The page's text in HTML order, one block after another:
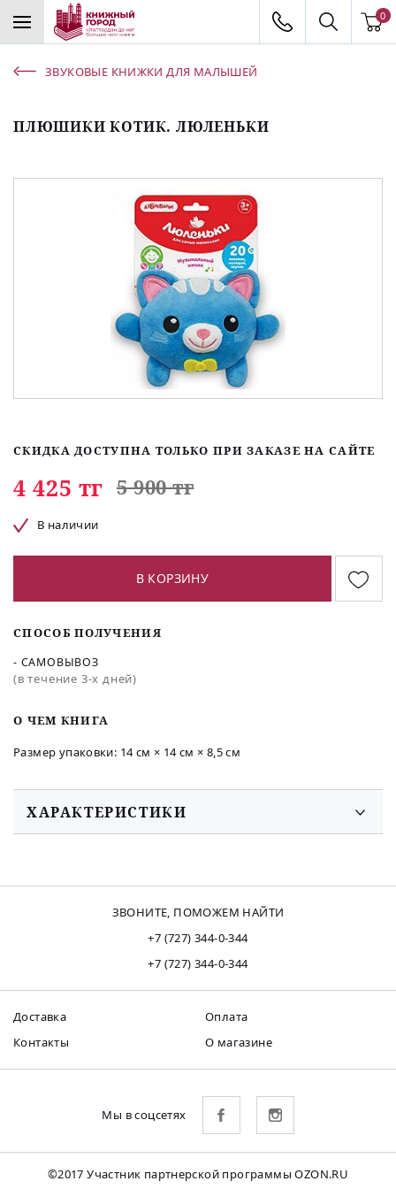
0
ЗВУКОВЫЕ КНИЖКИ ДЛЯ МАЛЫШЕЙ
ПЛЮШИКИ КОТИК. ЛЮЛЕНЬКИ
O ЧЕМ КНИГА
Размер упаковки: 14 см × 14 см × 8,5 см
СКИДКА ДОСТУПНА ТОЛЬКО ПРИ ЗАКАЗЕ НА САЙТЕ
4 425 тг 5 900 тг
В наличии
В КОРЗИНУ
СПОСОБ ПОЛУЧЕНИЯ
- САМОВЫВОЗ
(в течение 3-х дней)
ХАРАКТЕРИСТИКИ
ЗВОНИТЕ, ПОМОЖЕМ НАЙТИ
+7 (727) 344-0-344
+7 (727) 344-0-344
Доставка
Оплата
Контакты
О магазине
Мы в соцсетях
©2017 Участник партнерской программы OZON.RU